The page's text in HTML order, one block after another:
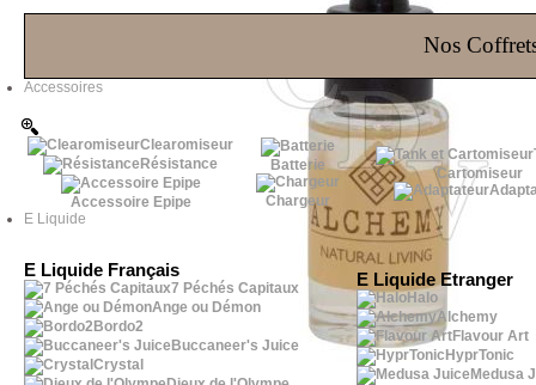
Nos
Accessoires
Clearomiseur
Résistance
Accessoire Epipe
Batterie
Chargeur
Cartomiseur
E Liquide
E Liquide Français
7 Péchés Capitaux
Ange ou Démon
Bordo2
Buccaneer's Juice
Crystal
E Liquide Etranger
Halo
Alchemy
Flavour Art
HyprTonic
Medusa